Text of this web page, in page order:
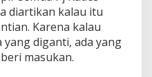
diartikan kalau itu
Karena kalau
diganti, ada yang
masukan.